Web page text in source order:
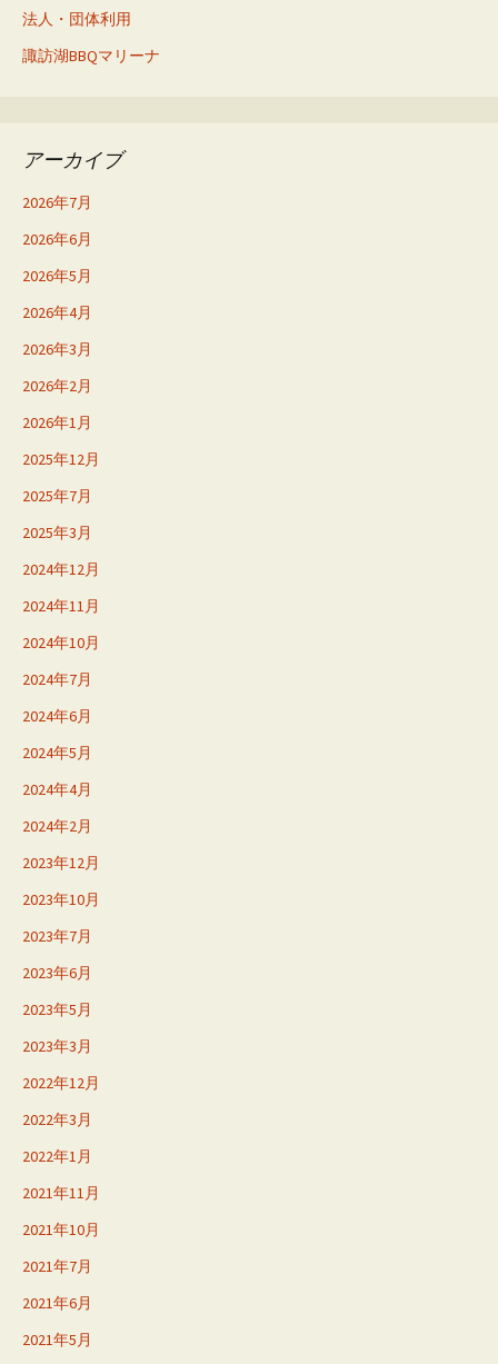
法人・団体利用
諏訪湖BBQマリーナ
アーカイブ
2026年7月
2026年6月
2026年5月
2026年4月
2026年3月
2026年2月
2026年1月
2025年12月
2025年7月
2025年3月
2024年12月
2024年11月
2024年10月
2024年7月
2024年6月
2024年5月
2024年4月
2024年2月
2023年12月
2023年10月
2023年7月
2023年6月
2023年5月
2023年3月
2022年12月
2022年3月
2022年1月
2021年11月
2021年10月
2021年7月
2021年6月
2021年5月